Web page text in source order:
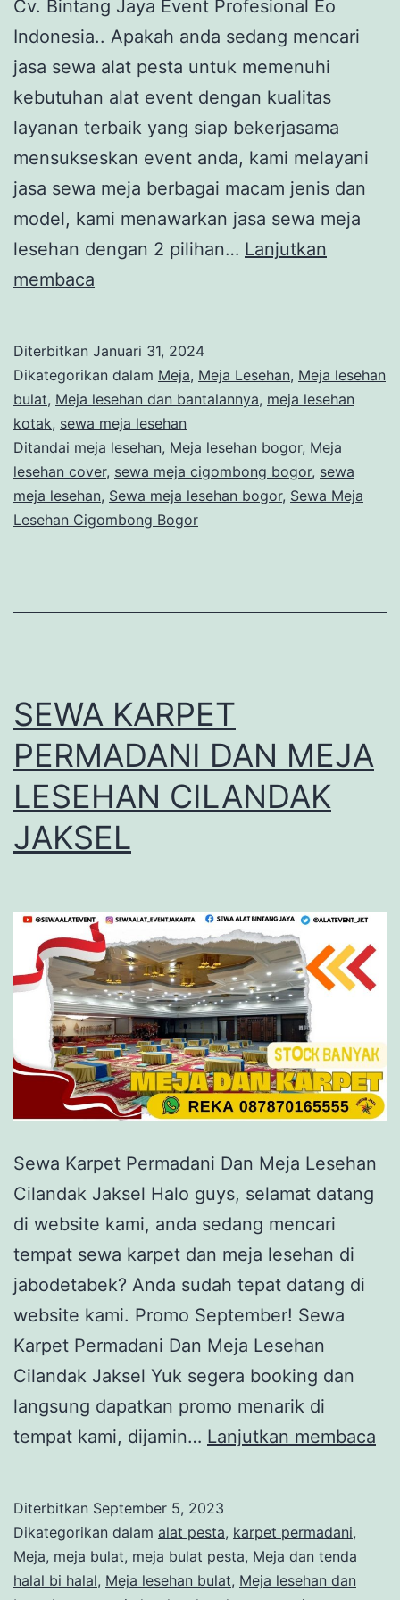
Cv. Bintang Jaya Event Profesional Eo
Indonesia.. Apakah anda sedang mencari
jasa sewa alat pesta untuk memenuhi
kebutuhan alat event dengan kualitas
layanan terbaik yang siap bekerjasama
mensukseskan event anda, kami melayani
jasa sewa meja berbagai macam jenis dan
model, kami menawarkan jasa sewa meja
lesehan dengan 2 pilihan… Lanjutkan
membaca
Cigombong
Bogor
Diterbitkan Januari 31, 2024
Dikategorikan dalam Meja, Meja Lesehan, Meja lesehan
bulat, Meja lesehan dan bantalannya, meja lesehan
kotak, sewa meja lesehan
Ditandai meja lesehan, Meja lesehan bogor, Meja
lesehan cover, sewa meja cigombong bogor, sewa
meja lesehan, Sewa meja lesehan bogor, Sewa Meja
Lesehan Cigombong Bogor
SEWA KARPET
PERMADANI DAN MEJA
LESEHAN CILANDAK
JAKSEL
Sewa Karpet Permadani Dan Meja Lesehan
Cilandak Jaksel Halo guys, selamat datang
di website kami, anda sedang mencari
tempat sewa karpet dan meja lesehan di
jabodetabek? Anda sudah tepat datang di
website kami. Promo September! Sewa
Karpet Permadani Dan Meja Lesehan
Cilandak Jaksel Yuk segera booking dan
langsung dapatkan promo menarik di
tempat kami, dijamin… Lanjutkan membaca
Diterbitkan September 5, 2023
Dikategorikan dalam alat pesta, karpet permadani,
Meja, meja bulat, meja bulat pesta, Meja dan tenda
halal bi halal, Meja lesehan bulat, Meja lesehan dan